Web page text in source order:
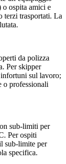
o ospita amici e
terzi trasportati. La
da polizza
Per skipper
sul lavoro;
o professionali
sub-limiti per
Per ospiti
sub-limite per
specifica.